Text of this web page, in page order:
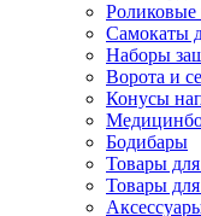
Роликовые
Самокаты
Наборы
Ворота и
Конусы
Бодибары
Товары
Товары